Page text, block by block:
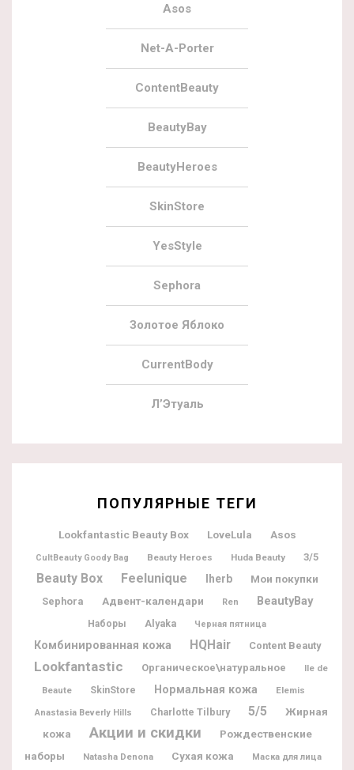
Asos
Net-A-Porter
ContentBeauty
BeautyBay
BeautyHeroes
SkinStore
YesStyle
Sephora
Золотое Яблоко
CurrentBody
Л’Этуаль
ПОПУЛЯРНЫЕ ТЕГИ
Lookfantastic Beauty Box LoveLula Asos
CultBeauty Goody Bag Beauty Heroes Huda Beauty 3/5
Beauty Box Feelunique Iherb Мои покупки
Sephora Адвент-календари Ren BeautyBay
Наборы Alyaka Черная пятница
Комбинированная кожа HQHair Content Beauty
Lookfantastic Органическое\натуральное
Ile de
Beaute
SkinStore Нормальная кожа Elemis
Anastasia Beverly Hills Charlotte Tilbury 5/5
Жирная
кожа
Акции и скидки
Рождественские
наборы
Natasha Denona Сухая кожа Маска для лица